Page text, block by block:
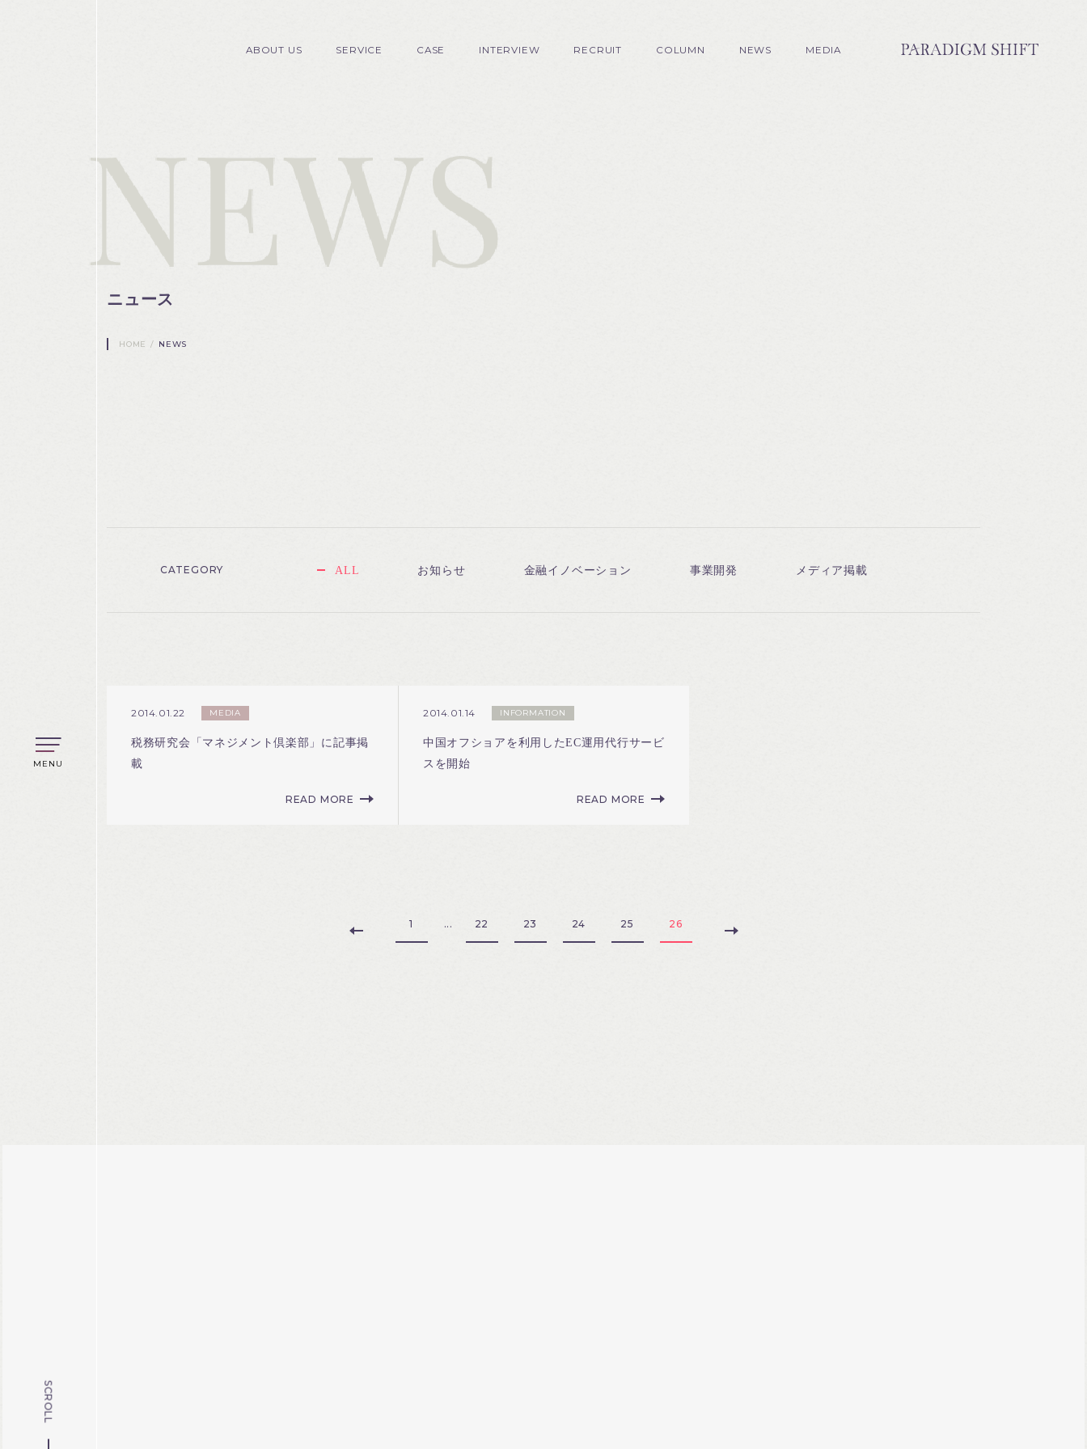
ニュース
HOME / NEWS
CATEGORY ALL お知らせ 金融イノベーション 事業開発 メディア掲載
2014.01.22 MEDIA
税務研究会「マネジメント倶楽部」に記事掲
載
READ MORE
2014.01.14 INFORMATION
中国オフショアを利用したEC運用代行サービ
スを開始
READ MORE
1 ... 22 23 24 25 26
MENU
SCROLL
ABOUT US SERVICE CASE INTERVIEW RECRUIT COLUMN NEWS MEDIA